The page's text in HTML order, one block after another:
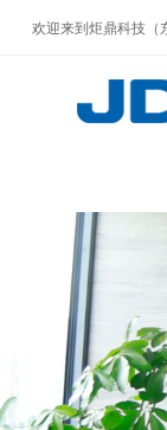
欢迎来到炬鼎科技（